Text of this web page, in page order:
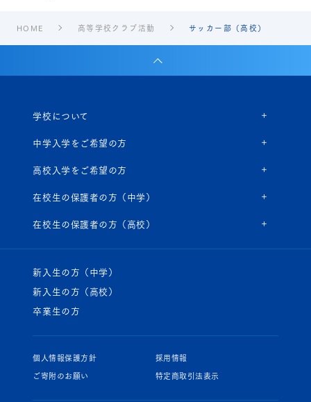
HOME 高等学校クラブ活動 サッカー部（高校）
学校について
中学入学をご希望の方
高校入学をご希望の方
在校生の保護者の方（中学）
在校生の保護者の方（高校）
新入生の方（中学）
新入生の方（高校）
卒業生の方
個人情報保護方針
採用情報
ご寄附のお願い
特定商取引法表示